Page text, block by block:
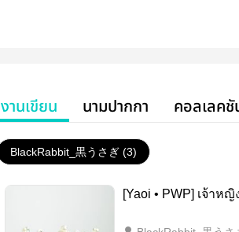
งานเขียน นามปากกา คอลเลคชั
BlackRabbit_黒うさぎ (3)
[Yaoi • PWP] เจ้าหญิ